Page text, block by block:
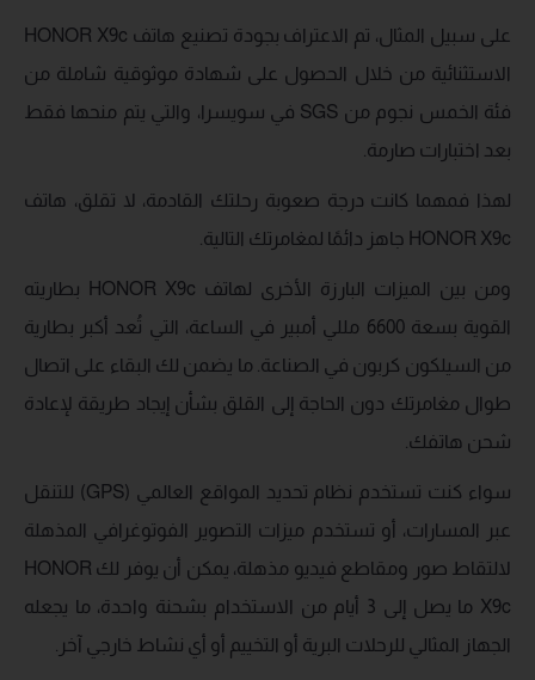
على سبيل المثال، تم الاعتراف بجودة تصنيع هاتف HONOR X9c
الاستثنائية من خلال الحصول على شهادة موثوقية شاملة من
فئة الخمس نجوم من SGS في سويسرا، والتي يتم منحها فقط
بعد اختبارات صارمة.
لهذا فمهما كانت درجة صعوبة رحلتك القادمة، لا تقلق، هاتف
HONOR X9c جاهز دائمًا لمغامرتك التالية.
ومن بين الميزات البارزة الأخرى لهاتف HONOR X9c بطاريته
القوية بسعة 6600 مللي أمبير في الساعة، التي تُعد أكبر بطارية
من السيلكون كربون في الصناعة. ما يضمن لك البقاء على اتصال
طوال مغامرتك دون الحاجة إلى القلق بشأن إيجاد طريقة لإعادة
شحن هاتفك.
سواء كنت تستخدم نظام تحديد المواقع العالمي (GPS) للتنقل
عبر المسارات، أو تستخدم ميزات التصوير الفوتوغرافي المذهلة
لالتقاط صور ومقاطع فيديو مذهلة، يمكن أن يوفر لك HONOR
X9c ما يصل إلى 3 أيام من الاستخدام بشحنة واحدة، ما يجعله
الجهاز المثالي للرحلات البرية أو التخييم أو أي نشاط خارجي آخر.